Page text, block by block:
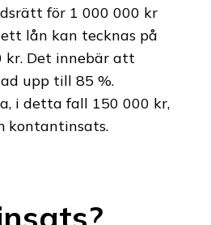
för 1 000 000 kr
lån kan tecknas på
kr. Det innebär att
upp till 85 %.
i detta fall 150 000 kr,
kontantinsats.